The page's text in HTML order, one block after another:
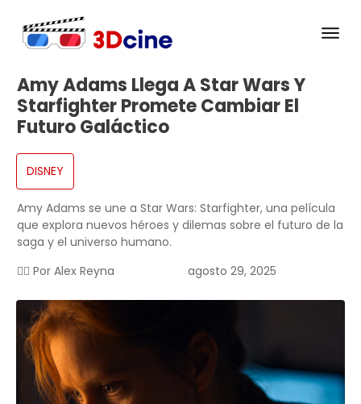
Amy Adams Llega A Star Wars Y
Starfighter Promete Cambiar El
Futuro Galáctico
DISNEY
Amy Adams se une a Star Wars: Starfighter, una película
que explora nuevos héroes y dilemas sobre el futuro de la
saga y el universo humano.
✍🏻 Por Alex Reyna agosto 29, 2025